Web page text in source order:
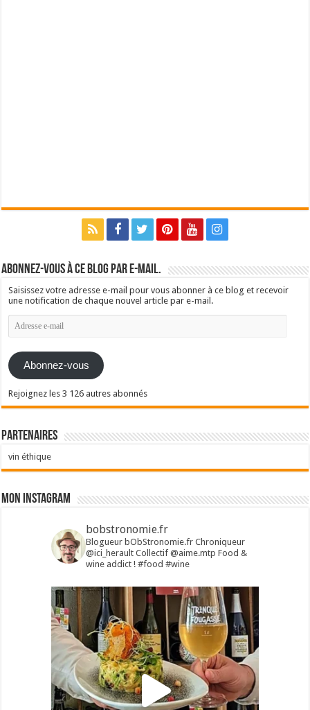
Abonnez-vous à ce blog par e-mail.
Saisissez votre adresse e-mail pour vous abonner à ce blog et recevoir
une notification de chaque nouvel article par e-mail.
Adresse
e-
Abonnez-vous
Rejoignez les 3 126 autres abonnés
Partenaires
vin éthique
Mon Instagram
bobstronomie.fr
Blogueur bObStronomie.fr Chroniqueur
@ici_heraultCollectif @aime.mtp Food &
wine addict !#food #wine